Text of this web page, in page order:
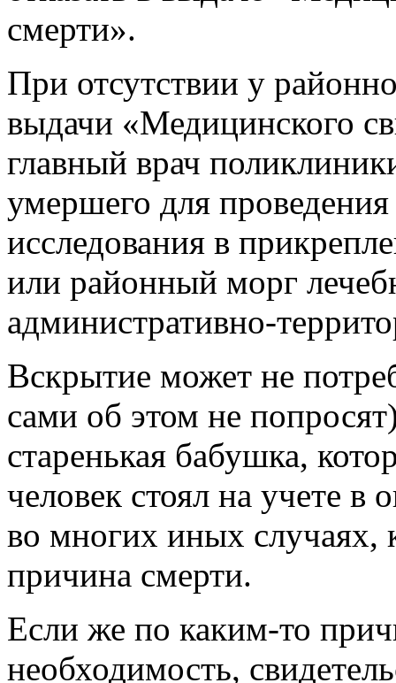
смерти».
При отсутствии у
выдачи «Медицинского
главный врач
умершего для проведения
исследования в
или районный морг
административно-
Вскрытие может не
сами об этом не
старенькая бабушка,
человек стоял на учете в
во многих иных случаях,
причина смерти.
Если же по каким-то
необходимость,